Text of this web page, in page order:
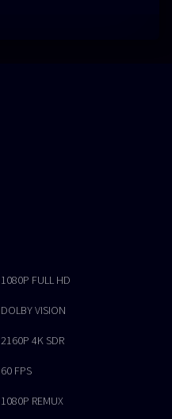
1080P FULL HD
DOLBY VISION
2160P 4K SDR
60 FPS
1080P REMUX